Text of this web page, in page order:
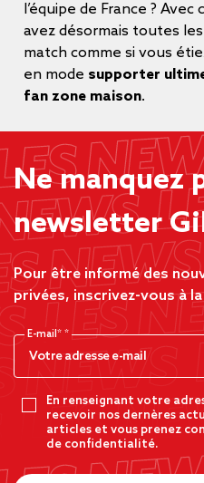
l’équipe de France ? Avec
avez désormais toutes les
match comme si vous
en mode supporter
fan zone maison.
Ne manquez
newsletter
Pour être informé des
privées, inscrivez-vous à
E-mail*
En renseignant votre
recevoir nos dernères
articles et vous prenez
de confidentialité.